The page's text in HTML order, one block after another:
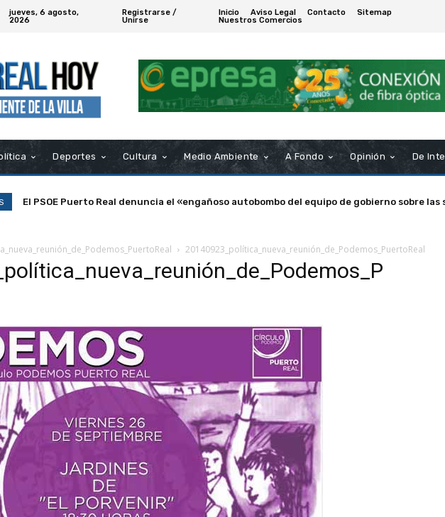
jueves, 6 agosto,
2026
Registrarse /
Unirse
Inicio Aviso Legal Contacto
Sitemap
Nuestros Comercios
Deportes Cultura Medio Ambiente A Fondo Opinión De
El PSOE Puerto Real denuncia el «engañoso autobombo del equipo de gobierno sobre las
20140923_política_nueva_reunión_de_Podemos_PuertoReal